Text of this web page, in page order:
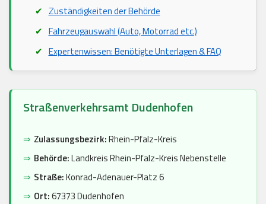
Zuständigkeiten der Behörde
Fahrzeugauswahl (Auto, Motorrad etc.)
Expertenwissen: Benötigte Unterlagen & FAQ
Straßenverkehrsamt Dudenhofen
⇒ Zulassungsbezirk:Rhein-Pfalz-Kreis
⇒ Behörde:Landkreis Rhein-Pfalz-Kreis Nebenstelle
⇒ Straße:Konrad-Adenauer-Platz 6
⇒ Ort:67373 Dudenhofen